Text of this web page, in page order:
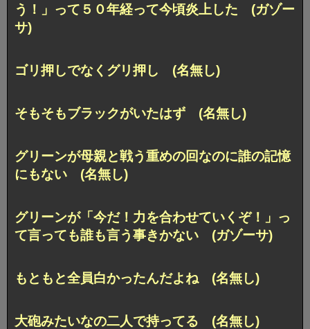
う！」って５０年経って今頃炎上した (ガゾー
サ)
ゴリ押しでなくグリ押し (名無し)
そもそもブラックがいたはず (名無し)
グリーンが母親と戦う重めの回なのに誰の記憶
にもない (名無し)
グリーンが「今だ！力を合わせていくぞ！」っ
て言っても誰も言う事きかない (ガゾーサ)
もともと全員白かったんだよね (名無し)
大砲みたいなの二人で持ってる (名無し)